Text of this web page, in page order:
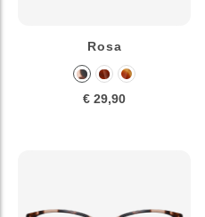
Rosa
€ 29,90